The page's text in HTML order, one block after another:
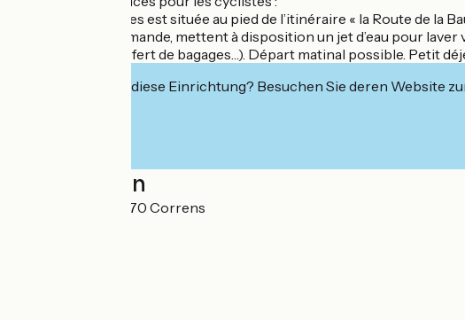
La chambre d'hôtes est située au pied de l’itinéraire « la Route de
votre linge sur demande, mettent à disposition un jet d’eau pour
réparateurs, transfert de bagages…). Départ matinal possible. Petit
Interessiert Sie diese Einrichtung? Besuchen Sie deren Website
Localisation
14, Grand Rue 83570 Correns